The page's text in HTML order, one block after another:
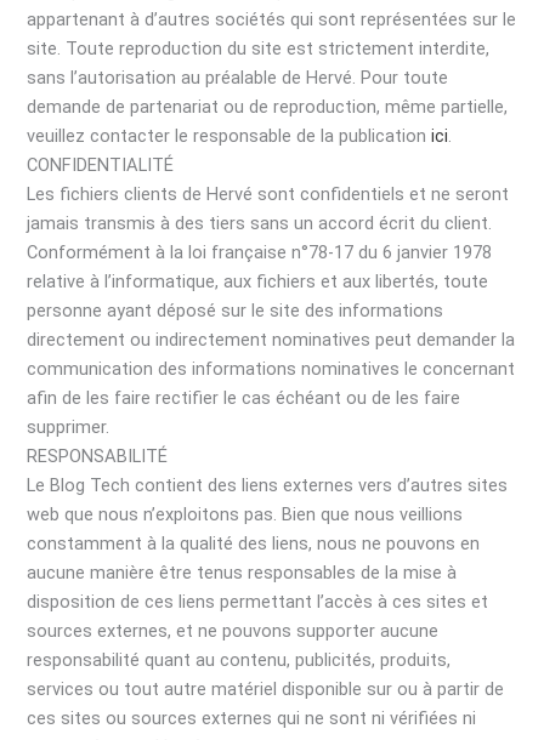
appartenant à d’autres sociétés qui sont représentées sur le
site. Toute reproduction du site est strictement interdite,
sans l’autorisation au préalable de Hervé. Pour toute
demande de partenariat ou de reproduction, même partielle,
veuillez contacter le responsable de la publicationici.
CONFIDENTIALITÉ
Les fichiers clients de Hervé sont confidentiels et ne seront
jamais transmis à des tiers sans un accord écrit du client.
Conformément à la loi française n°78-17 du 6 janvier 1978
relative à l’informatique, aux fichiers et aux libertés, toute
personne ayant déposé sur le site des informations
directement ou indirectement nominatives peut demander la
communication des informations nominatives le concernant
afin de les faire rectifier le cas échéant ou de les faire
supprimer.
RESPONSABILITÉ
Le Blog Tech contient des liens externes vers d’autres sites
web que nous n’exploitons pas. Bien que nous veillions
constamment à la qualité des liens, nous ne pouvons en
aucune manière être tenus responsables de la mise à
disposition de ces liens permettant l’accès à ces sites et
sources externes, et ne pouvons supporter aucune
responsabilité quant au contenu, publicités, produits,
services ou tout autre matériel disponible sur ou à partir de
ces sites ou sources externes qui ne sont ni vérifiées ni